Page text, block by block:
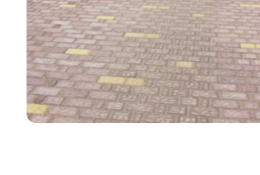
KONTAKT
O FIRMIE